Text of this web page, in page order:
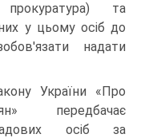
та
у цьому осіб до
надати
України «Про
пе­редбачає
осіб за